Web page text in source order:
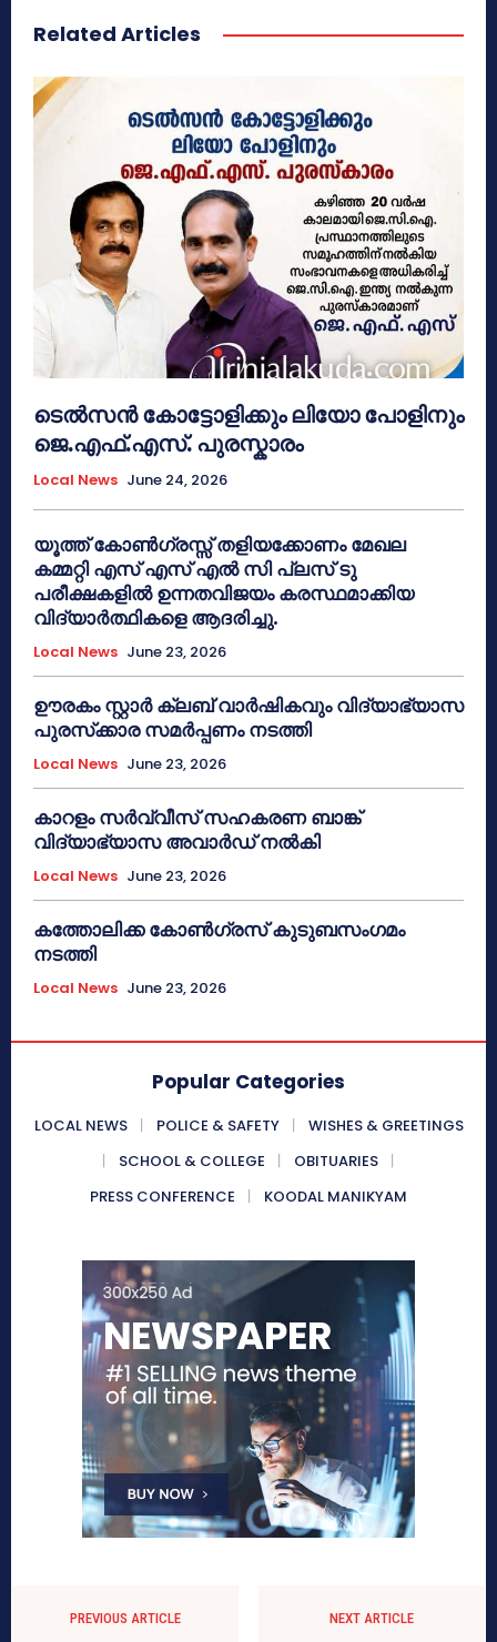
Related Articles
ടെൽസൻ കോട്ടോളിക്കും ലിയോ പോളിനും
ജെ.എഫ്.എസ്. പുരസ്കാരം
Local News June 24, 2026
യൂത്ത് കോൺഗ്രസ്സ് തളിയക്കോണം മേഖല
കമ്മറ്റി എസ് എസ് എൽ സി പ്ലസ് ടു
പരീക്ഷകളിൽ ഉന്നതവിജയം കരസ്ഥമാക്കിയ
വിദ്യാർത്ഥികളെ ആദരിച്ചു.
Local News June 23, 2026
ഊരകം സ്റ്റാർ ക്ലബ് വാർഷികവും വിദ്യാഭ്യാസ
പുരസ്‌ക്കാര സമർപ്പണം നടത്തി
Local News June 23, 2026
കാറളം സർവ്വീസ് സഹകരണ ബാങ്ക്
വിദ്യാഭ്യാസ അവാർഡ് നൽകി
Local News June 23, 2026
കത്തോലിക്ക കോൺഗ്രസ് കുടുബസംഗമം
നടത്തി
Local News June 23, 2026
Popular Categories
LOCAL NEWS POLICE & SAFETY
WISHES & GREETINGS
SCHOOL & COLLEGE
OBITUARIES
PRESS CONFERENCE
KOODAL MANIKYAM
PREVIOUS ARTICLE NEXT ARTICLE